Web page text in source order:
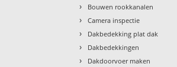
› Bouwen rookkanalen
› Camera inspectie
› Dakbedekking plat dak
› Dakbedekkingen
› Dakdoorvoer maken